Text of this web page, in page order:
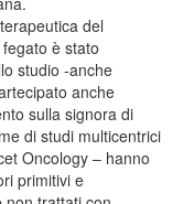
del
è stato
studio -anche
anche
sulla signora di
di studi multicentrici
Oncology – hanno
primitivi e